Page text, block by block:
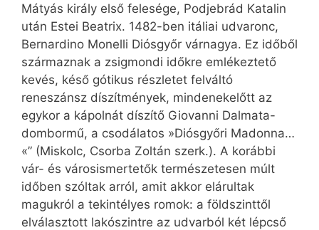
Mátyás király első felesége, Podjebrád Katalin
után Estei Beatrix. 1482-ben itáliai udvaronc,
Bernardino Monelli Diósgyőr várnagya. Ez időből
származnak a zsigmondi időkre emlékeztető
kevés, késő gótikus részletet felváltó
reneszánsz díszítmények, mindenekelőtt az
egykor a kápolnát díszítő Giovanni Dalmata-
dombormű, a csodálatos »Diósgyőri Madonna…
«” (Miskolc, Csorba Zoltán szerk.). A korábbi
vár- és városismertetők természetesen múlt
időben szóltak arról, amit akkor elárultak
magukról a tekintélyes romok: a földszinttől
elválasztott lakószintre az udvarból két lépcső